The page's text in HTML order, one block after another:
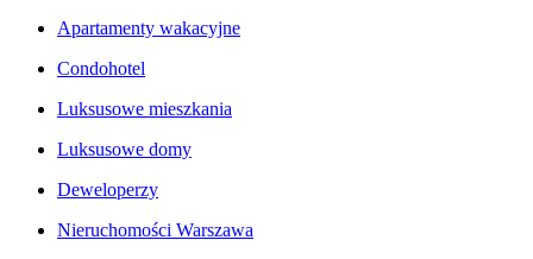
Apartamenty wakacyjne
Condohotel
Luksusowe mieszkania
Luksusowe domy
Deweloperzy
Nieruchomości Warszawa